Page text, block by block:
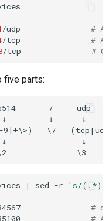
/udp
#
/tcp
#
/tcp #
five parts:
/     udp        #
↓      ↓
\/
↓
| sed -r
's/
#
#